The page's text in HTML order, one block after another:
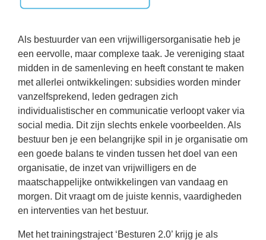
Als bestuurder van een vrijwilligersorganisatie heb je
een eervolle, maar complexe taak. Je vereniging staat
midden in de samenleving en heeft constant te maken
met allerlei ontwikkelingen: subsidies worden minder
vanzelfsprekend, leden gedragen zich
individualistischer en communicatie verloopt vaker via
social media. Dit zijn slechts enkele voorbeelden. Als
bestuur ben je een belangrijke spil in je organisatie om
een goede balans te vinden tussen het doel van een
organisatie, de inzet van vrijwilligers en de
maatschappelijke ontwikkelingen van vandaag en
morgen. Dit vraagt om de juiste kennis, vaardigheden
en interventies van het bestuur.
Met het trainingstraject ‘Besturen 2.0’ krijg je als